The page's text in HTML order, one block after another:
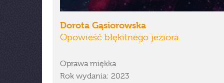
Dorota Gąsiorowska
Opowieść błękitnego jeziora
Oprawa miękka
Rok wydania: 2023